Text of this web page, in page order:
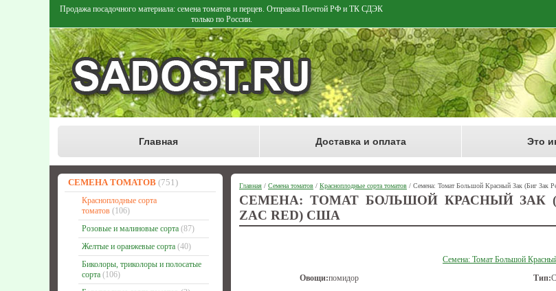
Продажа посадочного материала: семена томатов и перцев. Отправка Почтой РФ и ТК СДЭК
только по России.
Главная Доставка и оплата Это
СЕМЕНА ТОМАТОВ (751)
Красноплодные сорта
томатов (106)
Розовые и малиновые сорта (87)
Желтые и оранжевые сорта (40)
Биколоры, триколоры и полосатые
сорта (106)
Главная / Семена томатов / Красноплодные сорта томатов / Семена: Томат Большой Красный Зак (Биг Зак
СЕМЕНА: ТОМАТ БОЛЬШОЙ КРАСНЫЙ ЗАК
ZAC RED) США
Семена: Томат Большой
Овощи:помидор Тип: